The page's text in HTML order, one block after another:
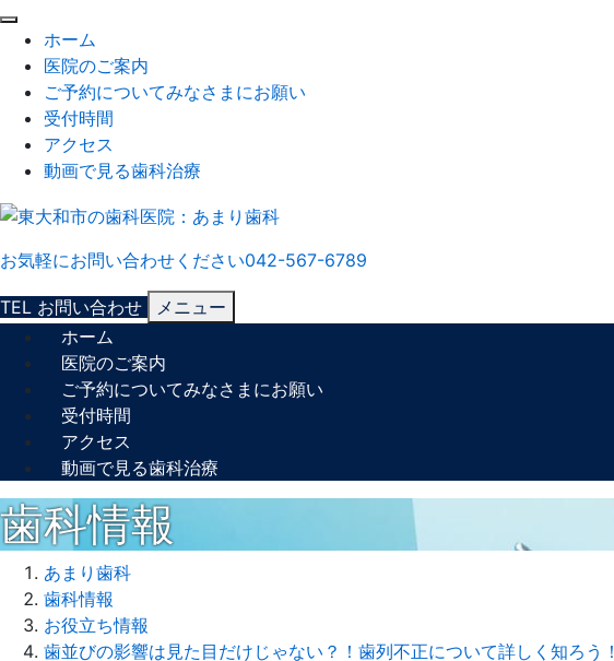
ホーム
医院のご案内
ご予約についてみなさまにお願い
受付時間
アクセス
動画で見る歯科治療
お気軽にお問い合わせください042-567-6789
TEL お問い合わせ
メニュー
ホーム
医院のご案内
ご予約についてみなさまにお願い
受付時間
アクセス
動画で見る歯科治療
歯科情報
あまり歯科
歯科情報
お役立ち情報
歯並びの影響は見た目だけじゃない？！歯列不正について詳しく知ろう！